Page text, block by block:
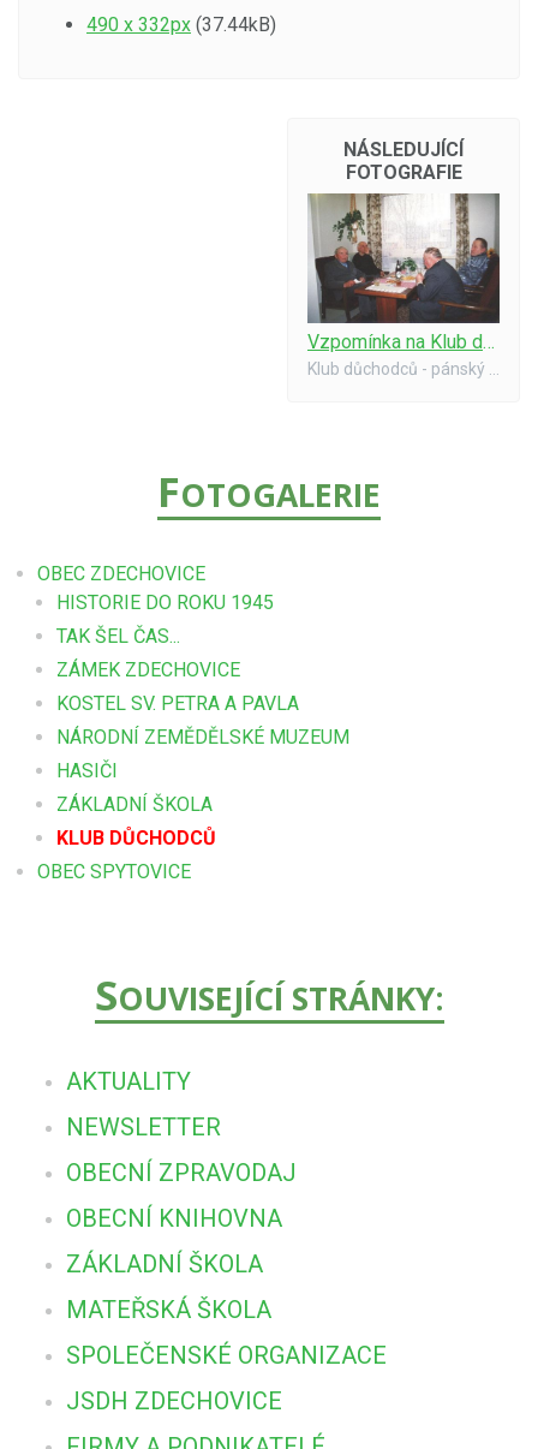
490 x 332px (37.44kB)
NÁSLEDUJÍCÍ
FOTOGRAFIE
Vzpomínka na Klub důchodců z r. 1998 - Pánský koutek
FOTOGALERIE
OBEC ZDECHOVICE
HISTORIE DO ROKU 1945
TAK ŠEL ČAS...
ZÁMEK ZDECHOVICE
KOSTEL SV. PETRA A PAVLA
NÁRODNÍ ZEMĚDĚLSKÉ MUZEUM
HASIČI
ZÁKLADNÍ ŠKOLA
KLUB DŮCHODCŮ
OBEC SPYTOVICE
SOUVISEJÍCÍ STRÁNKY:
AKTUALITY
NEWSLETTER
OBECNÍ ZPRAVODAJ
OBECNÍ KNIHOVNA
ZÁKLADNÍ ŠKOLA
MATEŘSKÁ ŠKOLA
SPOLEČENSKÉ ORGANIZACE
JSDH ZDECHOVICE